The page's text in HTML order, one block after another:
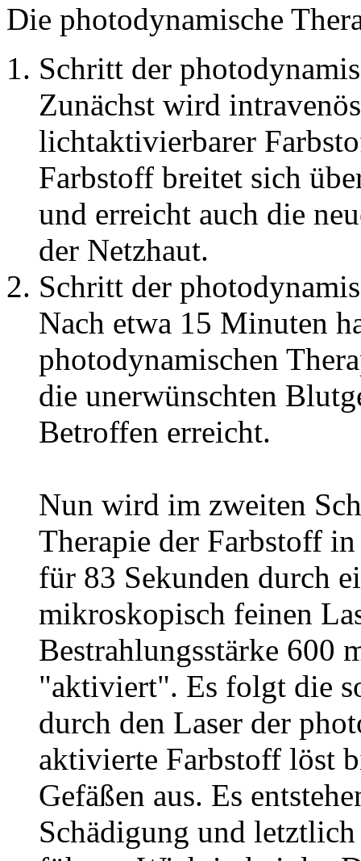
Die photodynamische
Schritt der
Zunächst wird
lichtaktivierbarer
Farbstoff breitet sich
und erreicht auch die
der Netzhaut.
Schritt der
Nach etwa 15 Minuten
photodynamischen
die unerwünschten
Betroffen erreicht.
Nun wird im zweiten
Therapie der Farbstoff
für 83 Sekunden durch
mikroskopisch feinen
Bestrahlungsstärke 600
"aktiviert". Es folgt die
durch den Laser der
aktivierte Farbstoff löst
Gefäßen aus. Es
Schädigung und